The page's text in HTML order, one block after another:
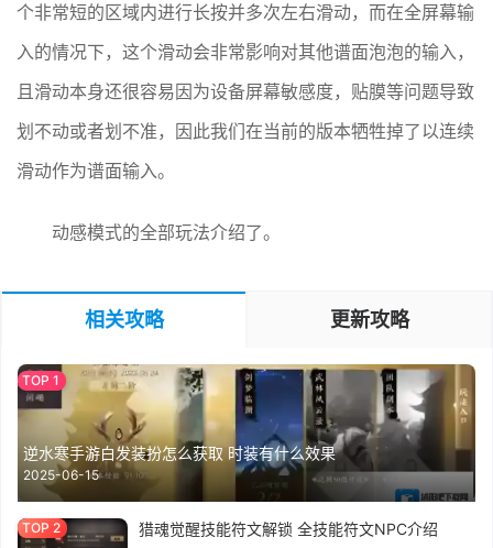
个非常短的区域内进行长按并多次左右滑动，而在全屏幕输
入的情况下，这个滑动会非常影响对其他谱面泡泡的输入，
且滑动本身还很容易因为设备屏幕敏感度，贴膜等问题导致
划不动或者划不准，因此我们在当前的版本牺牲掉了以连续
滑动作为谱面输入。
动感模式的全部玩法介绍了。
相关攻略 更新攻略
逆水寒手游白发装扮怎么获取 时装有什么效果
2025-06-15
猎魂觉醒技能符文解锁 全技能符文NPC介绍